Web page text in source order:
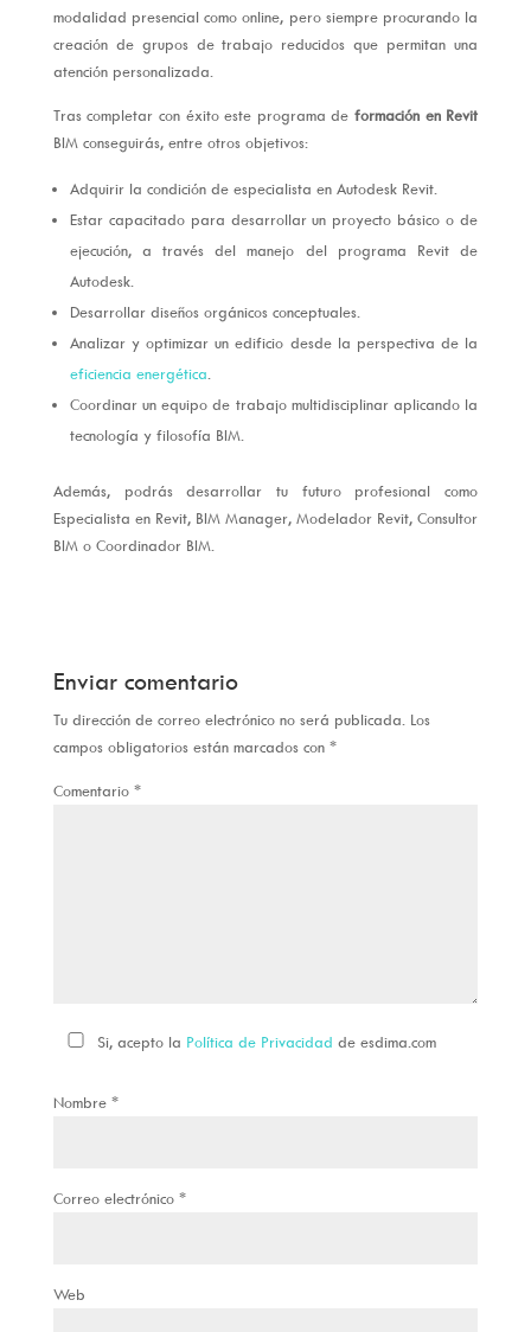
modalidad presencial como online, pero siempre procurando la
creación de grupos de trabajo reducidos que permitan una
atención personalizada.
Tras completar con éxito este programa de formación en Revit
BIM conseguirás, entre otros objetivos:
Adquirir la condición de especialista en Autodesk Revit.
Estar capacitado para desarrollar un proyecto básico o de
ejecución, a través del manejo del programa Revit de
Autodesk.
Desarrollar diseños orgánicos conceptuales.
Analizar y optimizar un edificio desde la perspectiva de la
eficiencia energética
Coordinar un equipo de trabajo multidisciplinar aplicando la
tecnología y filosofía BIM.
Además, podrás desarrollar tu futuro profesional como
Especialista en Revit, BIM Manager, Modelador Revit, Consultor
BIM o Coordinador BIM.
Enviar comentario
Tu dirección de correo electrónico no será publicada. Los
campos obligatorios están marcados con *
Comentario *
Si, acepto la Política de Privacidad de esdima.com
Nombre *
Correo electrónico *
Web